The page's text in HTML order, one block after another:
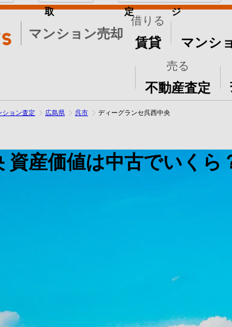
マンション売却
借りる
賃貸 マンシ
売る
不動産査定
取 定 ジ
ション査定 広島県 呉市 ディーグランセ呉西中央
資産価値は中古でいくら